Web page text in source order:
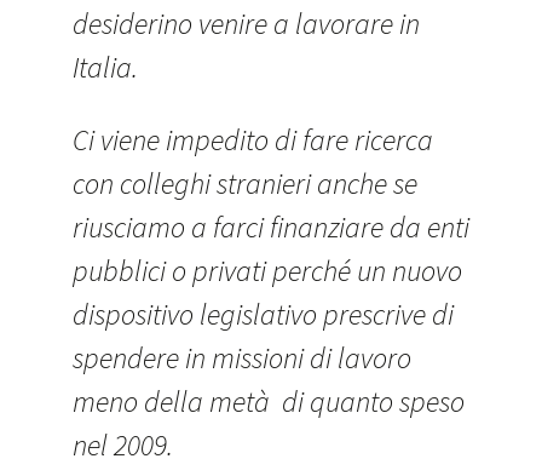
desiderino venire a lavorare in
Italia.
Ci viene impedito di fare ricerca
con colleghi stranieri anche se
riusciamo a farci finanziare da enti
pubblici o privati perché un nuovo
dispositivo legislativo prescrive di
spendere in missioni di lavoro
meno della metà di quanto speso
nel 2009.